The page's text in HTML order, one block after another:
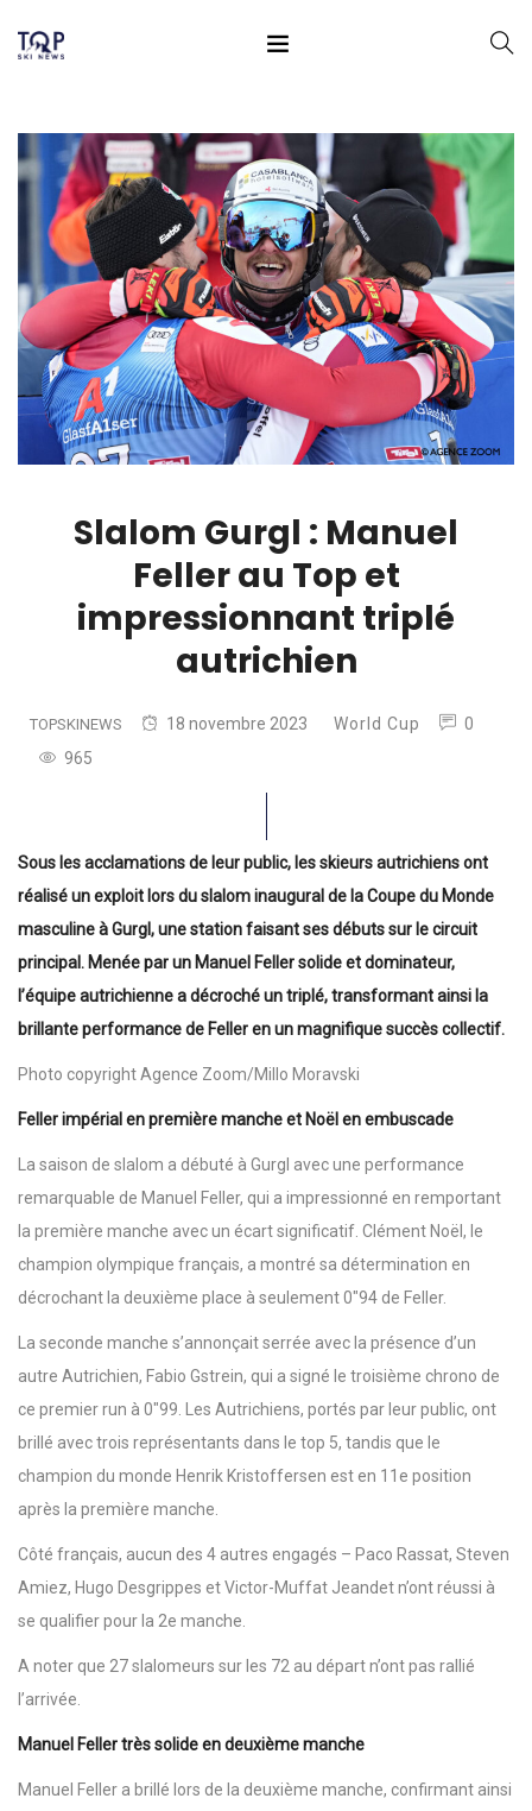
Slalom Gurgl : Manuel
Feller au Top et
impressionnant triplé
autrichien
TOPSKINEWS 18 novembre 2023 World Cup
0
965
Sous les acclamations de leur public, les skieurs autrichiens ont
réalisé un exploit lors du slalom inaugural de la Coupe du Monde
masculine à Gurgl, une station faisant ses débuts sur le circuit
principal. Menée par un Manuel Feller solide et dominateur,
l’équipe autrichienne a décroché un triplé, transformant ainsi la
brillante performance de Feller en un magnifique succès collectif.
Photo copyright Agence Zoom/Millo Moravski
Feller impérial en première manche et Noël en embuscade
La saison de slalom a débuté à Gurgl avec une performance
remarquable de Manuel Feller, qui a impressionné en remportant
la première manche avec un écart significatif. Clément Noël, le
champion olympique français, a montré sa détermination en
décrochant la deuxième place à seulement 0″94 de Feller.
La seconde manche s’annonçait serrée avec la présence d’un
autre Autrichien, Fabio Gstrein, qui a signé le troisième chrono de
ce premier run à 0″99. Les Autrichiens, portés par leur public, ont
brillé avec trois représentants dans le top 5, tandis que le
champion du monde Henrik Kristoffersen est en 11e position
après la première manche.
Côté français, aucun des 4 autres engagés – Paco Rassat, Steven
Amiez, Hugo Desgrippes et Victor-Muffat Jeandet n’ont réussi à
se qualifier pour la 2e manche.
A noter que 27 slalomeurs sur les 72 au départ n’ont pas rallié
l’arrivée.
Manuel Feller très solide en deuxième manche
Manuel Feller a brillé lors de la deuxième manche, confirmant ainsi